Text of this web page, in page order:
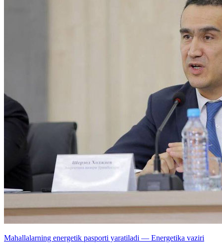
Mahallalarning energetik pasporti yaratiladi — Energetika vaziri